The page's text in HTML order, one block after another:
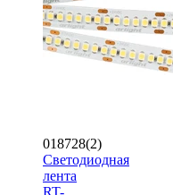
018728(2)
Светодиодная
лента
RT-